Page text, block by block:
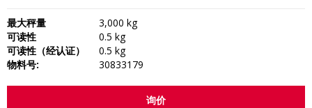
最大秤量
3,000 kg
可读性
0.5 kg
可读性（经认证）
0.5 kg
物料号:
30833179
询价